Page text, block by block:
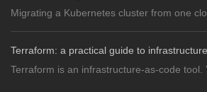
Migrating a Kubernetes cluster from one
Terraform: a practical guide to
Terraform is an infrastructure-as-code tool.